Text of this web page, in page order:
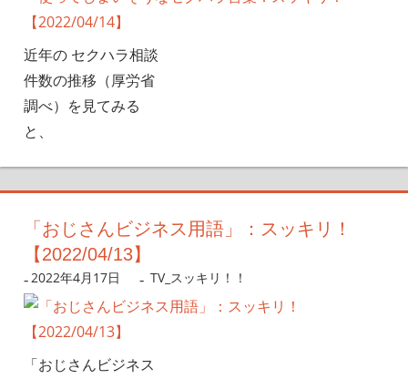
近年の セクハラ相談
件数の推移（厚労省
調べ）を見てみる
と、
「おじさんビジネス用語」：スッキリ！
【2022/04/13】
2022年4月17日 nanigoto
TV_スッキリ！！
「おじさんビジネス